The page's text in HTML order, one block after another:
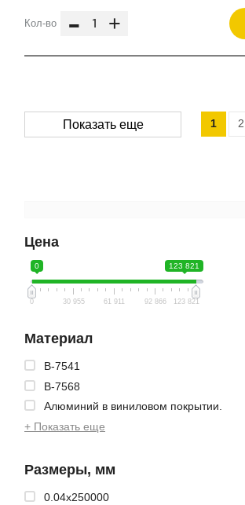
Цена
0 123 821
0 30 955 61 911 92 866 123 821
Материал
B-7541
B-7568
Алюминий в виниловом покрытии.
+ Показать еще
Размеры, мм
0.04x250000
Кол-во - +
Показать еще 1 2